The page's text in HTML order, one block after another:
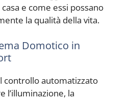
e come essi possano
la qualità della vita.
Domotico in
controllo automatizzato
l’illuminazione, la